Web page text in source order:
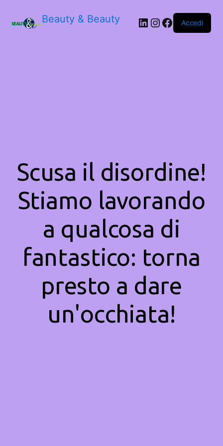
Beauty & Beauty LinkedIn
Instagram
Facebook
Accedi
Scusa il disordine!
Stiamo lavorando
a qualcosa di
fantastico: torna
presto a dare
un'occhiata!